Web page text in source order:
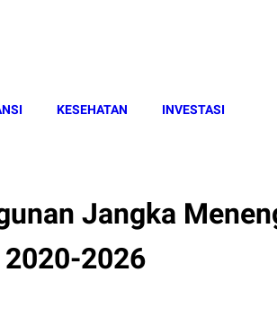
KESEHATAN INVESTASI
Jangka
2020-2026